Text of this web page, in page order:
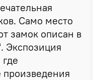
Само место
замок описан в
Экспозиция